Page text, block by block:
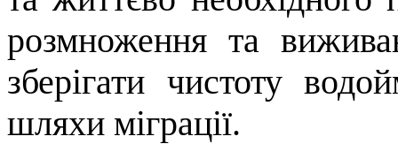
розмноження та
зберігати чистоту
шляхи міграції.